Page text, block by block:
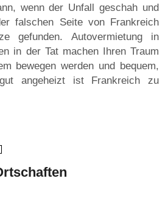
wenn der Unfall geschah und
falschen Seite von Frankreich
gefunden. Autovermietung in
in der Tat machen Ihren Traum
bewegen werden und bequem,
angeheizt ist Frankreich zu